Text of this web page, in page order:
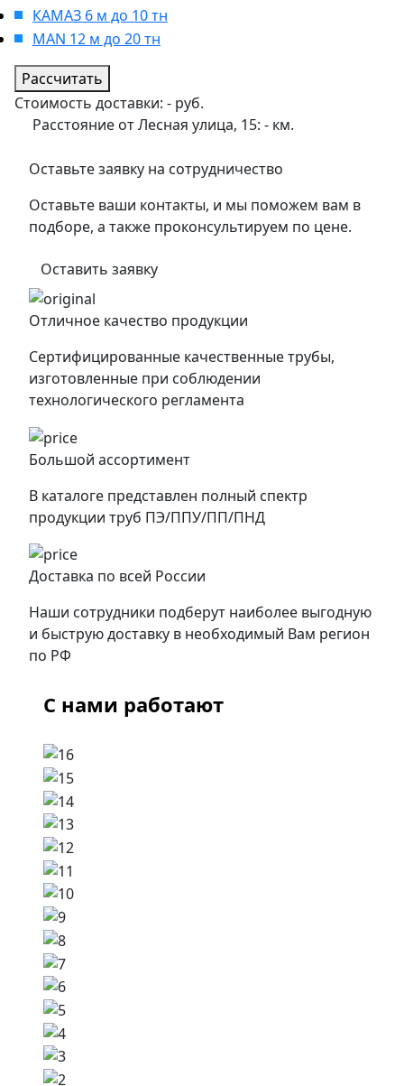
КАМАЗ 6 м до 10 тн
MAN 12 м до 20 тн
Рассчитать
Стоимость доставки: - руб.
Расстояние от Лесная улица, 15: - км.
Оставьте заявку на сотрудничество
Оставьте ваши контакты, и мы поможем вам в
подборе, а также проконсультируем по цене.
Оставить заявку
Отличное качество продукции
Сертифицированные качественные трубы,
изготовленные при соблюдении
технологического регламента
Большой ассортимент
В каталоге представлен полный спектр
продукции труб ПЭ/ППУ/ПП/ПНД
Доставка по всей России
Наши сотрудники подберут наиболее выгодную
и быструю доставку в необходимый Вам регион
по РФ
С нами работают